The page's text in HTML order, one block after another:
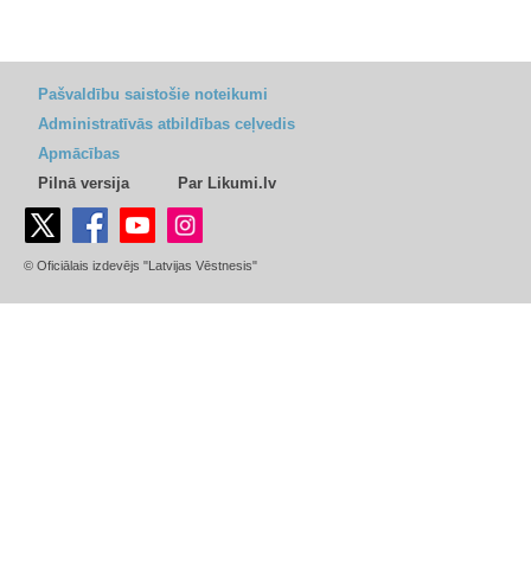
Pašvaldību saistošie noteikumi
Administratīvās atbildības ceļvedis
Apmācības
Pilnā versija
Par Likumi.lv
© Oficiālais izdevējs "Latvijas Vēstnesis"